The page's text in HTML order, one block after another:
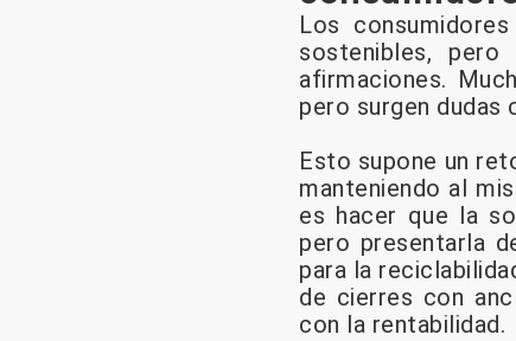
Los
sostenibles,
afirmaciones.
pero surgen dudas
Esto supone un
manteniendo al
es hacer que la
pero presentarla
para la
de cierres con
con la rentabilidad.